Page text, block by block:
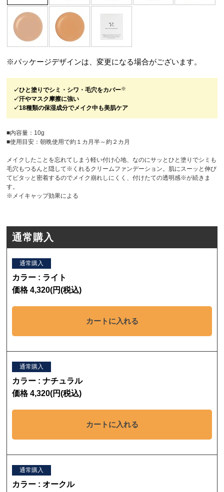
※パッケージデザインは、変更になる場合がございます。
✓ひと塗りでシミ・シワ・毛穴をカバー※
✓汗やマスク摩擦に強い
✓18種類の保湿成分でメイク中も美肌ケア
■内容量：10g
■使用目安：朝晩使用で約１カ月半～約２カ月
メイクしたことを忘れてしまう軽い付け心地、なのにサッとひと塗りでシミも
毛穴もつるんと隠して※くれるクリームファンデーション。肌にスーッと伸び
てピタッと密着するのでメイク崩れしにくく、付けたての透明感※が続きま
す。
※メイキャップ効果による
通常購入
通常購入
カラー : ライト
価格 4,320(円(税込)
カートに入れる
通常購入
カラー : ナチュラル
価格 4,320(円(税込)
カートに入れる
通常購入
カラー : オークル